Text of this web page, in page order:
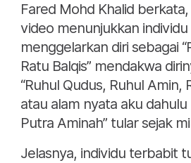
Fared Mohd Khalid
video menunjukkan individu
menggelarkan diri sebagai
Ratu Balqis” mendakwa
“Ruhul Qudus, Ruhul Amin,
atau alam nyata aku
Putra Aminah” tular sejak
Jelasnya, individu terbabit